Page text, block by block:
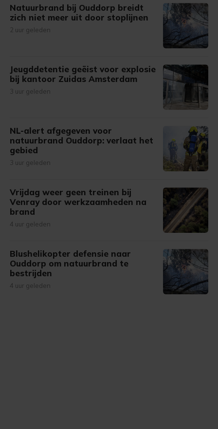
Natuurbrand bij Ouddorp breidt
zich niet meer uit door stoplijnen
2 uur geleden
Jeugddetentie geëist voor explosie
bij kantoor Zuidas Amsterdam
3 uur geleden
NL-alert afgegeven voor
natuurbrand Ouddorp: verlaat het
gebied
3 uur geleden
Vrijdag weer geen treinen bij
Venray door werkzaamheden na
brand
4 uur geleden
Blushelikopter defensie naar
Ouddorp om natuurbrand te
bestrijden
4 uur geleden